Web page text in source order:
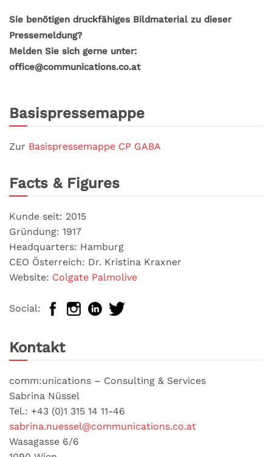
Sie benötigen druckfähiges Bildmaterial zu dieser
Pressemeldung?
Melden Sie sich gerne unter:
office@communications.co.at
Basispressemappe
Zur Basispressemappe CP GABA
Facts & Figures
Kunde seit: 2015
Gründung: 1917
Headquarters: Hamburg
CEO Österreich: Dr. Kristina Kraxner
Website: Colgate Palmolive
Social:
Kontakt
comm:unications – Consulting & Services
Sabrina Nüssel
Tel.: +43 (0)1 315 14 11-46
sabrina.nuessel@communications.co.at
Wasagasse 6/6